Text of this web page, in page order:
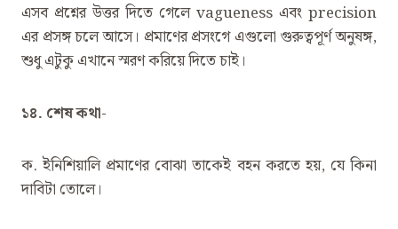
এসব প্রশ্নের উত্তর দিতে গেলে vagueness এবং precision
এর প্রসঙ্গ চলে আসে। প্রমাণের প্রসংগে এগুলো গুরুত্বপূর্ণ অনুষঙ্গ,
শুধু এটুকু এখানে স্মরণ করিয়ে দিতে চাই।
১৪. শেষ কথা-
ক. ইনিশিয়ালি প্রমাণের বোঝা তাকেই বহন করতে হয়, যে কিনা
দাবিটা তোলে।